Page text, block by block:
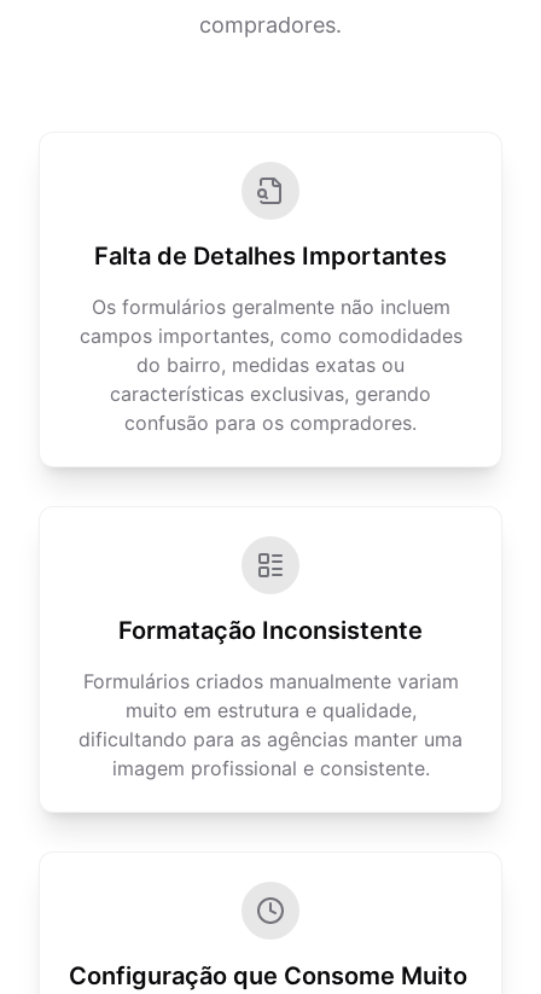
compradores.
Falta de Detalhes Importantes
Os formulários geralmente não incluem
campos importantes, como comodidades
do bairro, medidas exatas ou
características exclusivas, gerando
confusão para os compradores.
Formatação Inconsistente
Formulários criados manualmente variam
muito em estrutura e qualidade,
dificultando para as agências manter uma
imagem profissional e consistente.
Configuração que Consome Muito